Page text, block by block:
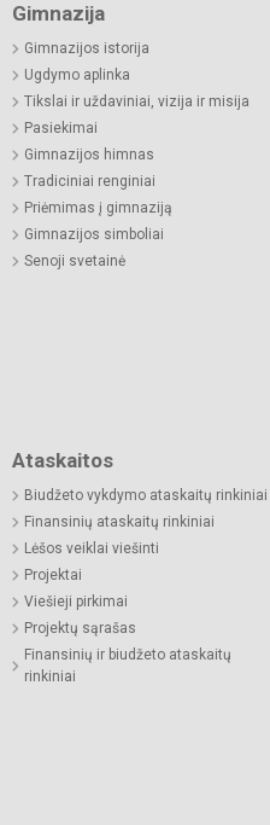
Gimnazija
Gimnazijos istorija
Ugdymo aplinka
Tikslai ir uždaviniai, vizija ir misija
Pasiekimai
Gimnazijos himnas
Tradiciniai renginiai
Priėmimas į gimnaziją
Gimnazijos simboliai
Senoji svetainė
Ataskaitos
Biudžeto vykdymo ataskaitų rinkiniai
Finansinių ataskaitų rinkiniai
Lėšos veiklai viešinti
Projektai
Viešieji pirkimai
Projektų sąrašas
Finansinių ir biudžeto ataskaitų
rinkiniai